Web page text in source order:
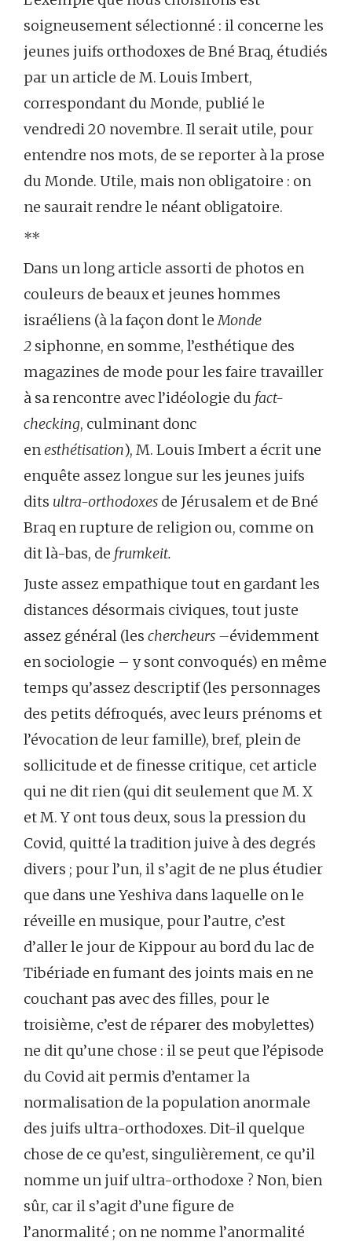
soigneusement sélectionné : il concerne les
jeunes juifs orthodoxes de Bné Braq, étudiés
par un article de M. Louis Imbert,
correspondant du Monde, publié le
vendredi 20 novembre. Il serait utile, pour
entendre nos mots, de se reporter à la prose
du Monde. Utile, mais non obligatoire : on
ne saurait rendre le néant obligatoire.
**
Dans un long article assorti de photos en
couleurs de beaux et jeunes hommes
israéliens (à la façon dont leMonde
2 siphonne, en somme, l’esthétique des
magazines de mode pour les faire travailler
à sa rencontre avec l’idéologie du fact-
checking, culminant donc
enesthétisation), M. Louis Imbert a écrit une
enquête assez longue sur les jeunes juifs
dits ultra-orthodoxes de Jérusalem et de Bné
Braq en rupture de religion ou, comme on
dit là-bas, de frumkeit.
Juste assez empathique tout en gardant les
distances désormais civiques, tout juste
assez général (les chercheurs –évidemment
en sociologie – y sont convoqués) en même
temps qu’assez descriptif (les personnages
des petits défroqués, avec leurs prénoms et
l’évocation de leur famille), bref, plein de
sollicitude et de finesse critique, cet article
qui ne dit rien (qui dit seulement que M. X
et M. Y ont tous deux, sous la pression du
Covid, quitté la tradition juive à des degrés
divers ; pour l’un, il s’agit de ne plus étudier
que dans une Yeshiva dans laquelle on le
réveille en musique, pour l’autre, c’est
d’aller le jour de Kippour au bord du lac de
Tibériade en fumant des joints mais en ne
couchant pas avec des filles, pour le
troisième, c’est de réparer des mobylettes)
ne dit qu’une chose : il se peut que l’épisode
du Covid ait permis d’entamer la
normalisation de la population anormale
des juifs ultra-orthodoxes. Dit-il quelque
chose de ce qu’est, singulièrement, ce qu’il
nomme un juif ultra-orthodoxe ? Non, bien
sûr, car il s’agit d’une figure de
l’anormalité ; on ne nomme l’anormalité